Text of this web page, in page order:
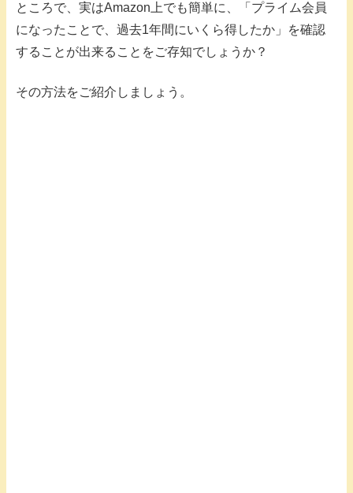
ところで、実はAmazon上でも簡単に、「プライム会員
になったことで、過去1年間にいくら得したか」を確認
することが出来ることをご存知でしょうか？
その方法をご紹介しましょう。